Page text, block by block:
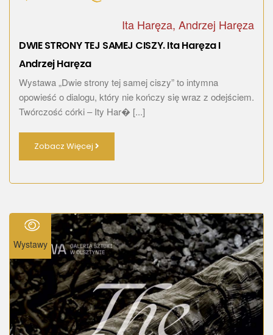
Ita Haręza, Andrzej Haręza
DWIE STRONY TEJ SAMEJ CISZY. Ita Haręza I
Andrzej Haręza
Wystawa „Dwie strony tej samej ciszy” to intymna
opowieść o dialogu, który nie kończy się wraz z odejściem.
Twórczość córki – Ity Har� [...]
Zobacz Więcej
Wystawy